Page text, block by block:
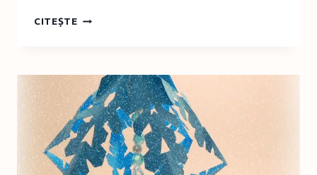
CITEȘTEPROMISIUNI